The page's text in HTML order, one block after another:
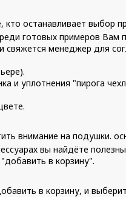
кто останавливает выбор
готовых примеров Вам
свяжется менеджер для
и уплотнения "пирога
внимание на подушки.
вы найдёте
в корзину".
в корзину, и